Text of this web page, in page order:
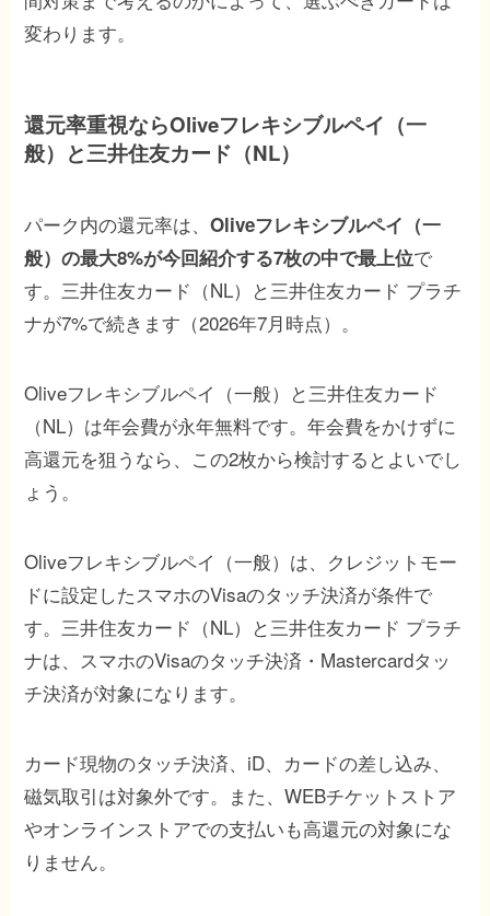
変わります。
還元率重視ならOliveフレキシブルペイ（一
般）と三井住友カード（NL）
パーク内の還元率は、Oliveフレキシブルペイ（一
般）の最大8%が今回紹介する7枚の中で最上位で
す。三井住友カード（NL）と三井住友カード プラチ
ナが7%で続きます（2026年7月時点）。
Oliveフレキシブルペイ（一般）と三井住友カード
（NL）は年会費が永年無料です。年会費をかけずに
高還元を狙うなら、この2枚から検討するとよいでし
ょう。
Oliveフレキシブルペイ（一般）は、クレジットモー
ドに設定したスマホのVisaのタッチ決済が条件で
す。三井住友カード（NL）と三井住友カード プラチ
ナは、スマホのVisaのタッチ決済・Mastercardタッ
チ決済が対象になります。
カード現物のタッチ決済、iD、カードの差し込み、
磁気取引は対象外です。また、WEBチケットストア
やオンラインストアでの支払いも高還元の対象にな
りません。